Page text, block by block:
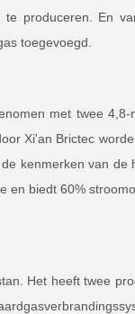
produceren. En
toegevoegd.
met twee 4,8-
Xi'an Brictec
kenmerken van de
biedt 60%
Het heeft twee